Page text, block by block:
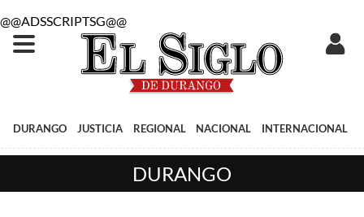
@@ADSSCRIPTSG@@
DURANGO JUSTICIA REGIONAL NACIONAL INTERNACIONAL
DURANGO